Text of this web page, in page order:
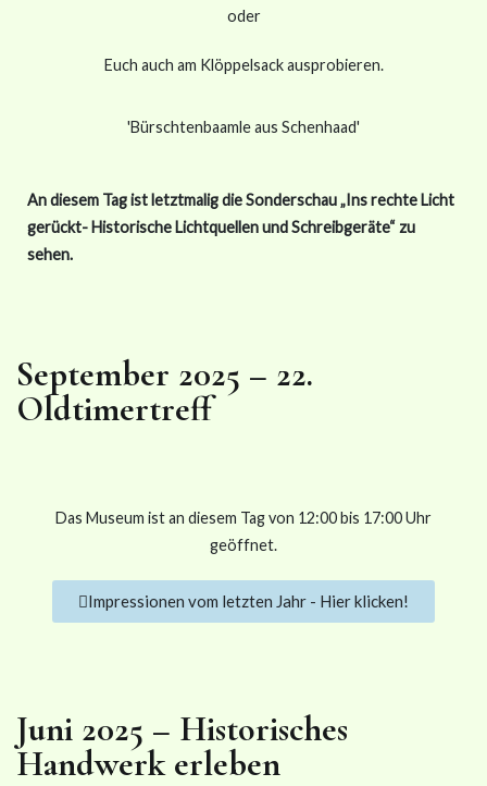
oder
Euch auch am Klöppelsack ausprobieren.
'Bürschtenbaamle aus Schenhaad'
An diesem Tag ist letztmalig die Sonderschau „Ins rechte Licht
gerückt- Historische Lichtquellen und Schreibgeräte“ zu
sehen.
September 2025 – 22.
Oldtimertreff
Das Museum ist an diesem Tag von 12:00 bis 17:00 Uhr
geöffnet.
Impressionen vom letzten Jahr - Hier klicken!
Juni 2025 – Historisches
Handwerk erleben